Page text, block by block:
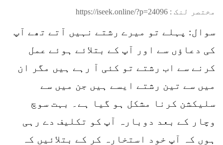
مختصر لنک : https://iseek.online/?p=24096
سوال: پہلے تو میرے رشتے نہیں آتے تھے آپ
کی دعاؤں سے اور آپ کے بتلائے ہوئے عمل
کرنے سے اب رشتے تو کئی آ رہے ہیں مگر ان
میں سے تین رشتے ایسے ہیں جن میں سے
سلیکشن کرنا مشکل ہو گیا ہے۔ بہت سوچ
وچار کے بعد دوبارہ آپ کو تکلیف دے رہی
ہوں کہ آپ خود استخارہ کر کے بتلائیں کہ